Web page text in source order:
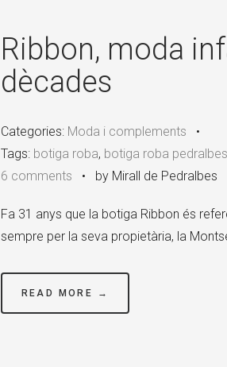
Ribbon, moda
dècades
Categories: Moda i complements •
Tags: botiga roba, botiga roba pedralbes
6 comments • by Mirall de Pedralbes
Fa 31 anys que la botiga Ribbon és
sempre per la seva propietària, la
READ MORE →